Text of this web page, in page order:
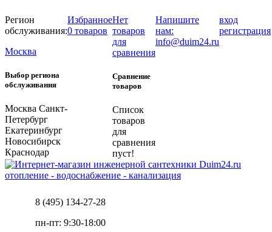
Регион
обслуживания:
Москва
Выбор региона
обслуживания
Москва Санкт-
Петербург
Екатеринбург
Новосибирск
Краснодар
Избранное
0 товаров
Нет
товаров
для
сравнения
Сравнение
товаров
Список
товаров
для
сравнения
пуст!
Напишите
нам:
info@duim24.ru
вход
регистрация
отопление - водоснабжение - канализация
8 (495) 134-27-28
пн-пт: 9:30-18:00